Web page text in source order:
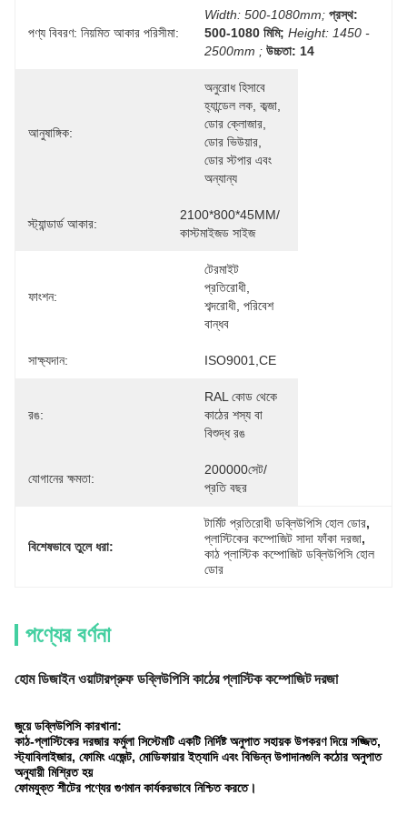
পণ্য বিবরণ: নিয়মিত আকার পরিসীমা:
Width: 500-1080mm; প্রস্থ:
500-1080 মিমি; Height: 1450 -
2500mm ; উচ্চতা: 14
আনুষাঙ্গিক:
অনুরোধ হিসাবে
হ্যান্ডেল লক, কব্জা,
ডোর ক্লোজার,
ডোর ভিউয়ার,
ডোর স্টপার এবং
অন্যান্য
স্ট্যান্ডার্ড আকার:
2100*800*45MM/
কাস্টমাইজড সাইজ
ফাংশন:
টেরমাইট
প্রতিরোধী,
শব্দরোধী, পরিবেশ
বান্ধব
সাক্ষ্যদান: ISO9001,CE
রঙ:
RAL কোড থেকে
কাঠের শস্য বা
বিশুদ্ধ রঙ
যোগানের ক্ষমতা:
200000সেট/
প্রতি বছর
বিশেষভাবে তুলে ধরা:
টার্মিট প্রতিরোধী ডব্লিউপিসি হোল ডোর,
প্লাস্টিকের কম্পোজিট সাদা ফাঁকা দরজা,
কাঠ প্লাস্টিক কম্পোজিট ডব্লিউপিসি হোল
ডোর
পণ্যের বর্ণনা
হোম ডিজাইন ওয়াটারপ্রুফ ডব্লিউপিসি কাঠের প্লাস্টিক কম্পোজিট দরজা
জুয়ে ডব্লিউপিসি কারখানা:
কাঠ-প্লাস্টিকের দরজার ফর্মুলা সিস্টেমটি একটি নির্দিষ্ট অনুপাত সহায়ক উপকরণ দিয়ে সজ্জিত,
স্ট্যাবিলাইজার, ফোমিং এজেন্ট, মোডিফায়ার ইত্যাদি এবং বিভিন্ন উপাদানগুলি কঠোর অনুপাত
অনুযায়ী মিশ্রিত হয়
ফোমযুক্ত শীটের পণ্যের গুণমান কার্যকরভাবে নিশ্চিত করতে।